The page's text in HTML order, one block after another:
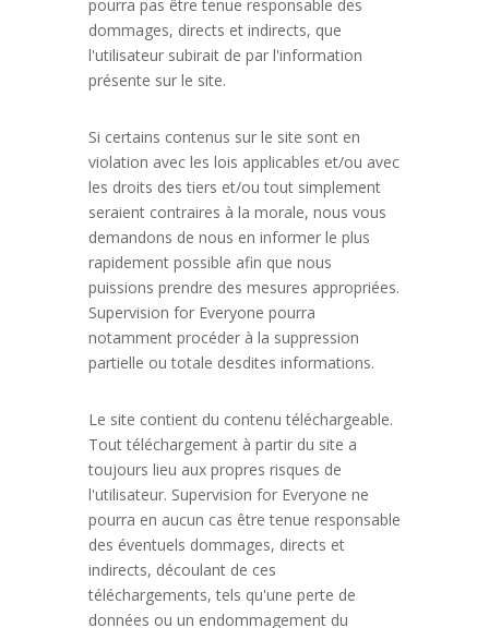
pourra pas être tenue responsable des
dommages, directs et indirects, que
l'utilisateur subirait de par l'information
présente sur le site.
Si certains contenus sur le site sont en
violation avec les lois applicables et/ou avec
les droits des tiers et/ou tout simplement
seraient contraires à la morale, nous vous
demandons de nous en informer le plus
rapidement possible afin que nous
puissions prendre des mesures appropriées.
Supervision for Everyone pourra
notamment procéder à la suppression
partielle ou totale desdites informations.
Le site contient du contenu téléchargeable.
Tout téléchargement à partir du site a
toujours lieu aux propres risques de
l'utilisateur. Supervision for Everyone ne
pourra en aucun cas être tenue responsable
des éventuels dommages, directs et
indirects, découlant de ces
téléchargements, tels qu'une perte de
données ou un endommagement du